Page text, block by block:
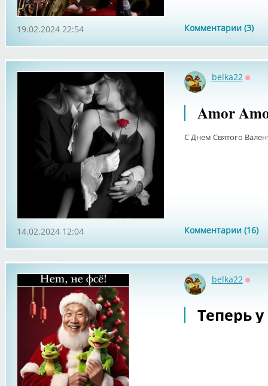
Комментарии (3)
19.02.2024 22:54
belka22
Amor
С Днем Святого
Комментарии (16)
14.02.2024 12:04
belka22
Теперь